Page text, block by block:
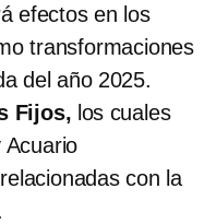
efectos en los
transformaciones
del año 2025.
Fijos, los cuales
Acuario
con la